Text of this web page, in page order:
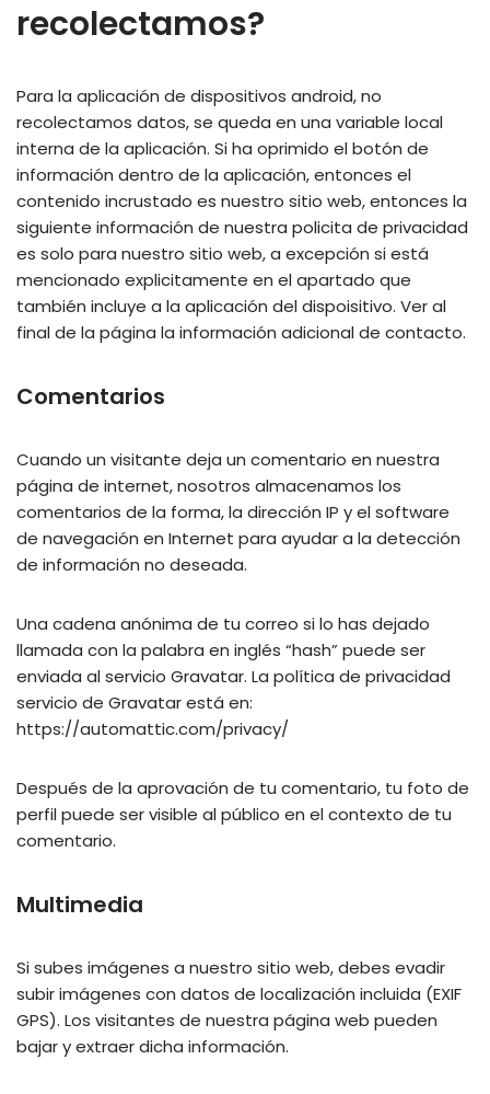
recolectamos?
Para la aplicación de dispositivos android, no
recolectamos datos, se queda en una variable local
interna de la aplicación. Si ha oprimido el botón de
información dentro de la aplicación, entonces el
contenido incrustado es nuestro sitio web, entonces la
siguiente información de nuestra policita de privacidad
es solo para nuestro sitio web, a excepción si está
mencionado explicitamente en el apartado que
también incluye a la aplicación del dispoisitivo. Ver al
final de la página la información adicional de contacto.
Comentarios
Cuando un visitante deja un comentario en nuestra
página de internet, nosotros almacenamos los
comentarios de la forma, la dirección IP y el software
de navegación en Internet para ayudar a la detección
de información no deseada.
Una cadena anónima de tu correo si lo has dejado
llamada con la palabra en inglés “hash” puede ser
enviada al servicio Gravatar. La política de privacidad
servicio de Gravatar está en:
https://automattic.com/privacy/
Después de la aprovación de tu comentario, tu foto de
perfil puede ser visible al público en el contexto de tu
comentario.
Multimedia
Si subes imágenes a nuestro sitio web, debes evadir
subir imágenes con datos de localización incluida (EXIF
GPS). Los visitantes de nuestra página web pueden
bajar y extraer dicha información.